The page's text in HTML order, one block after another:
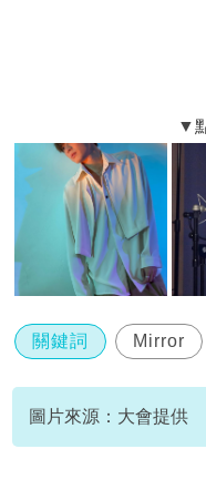
關鍵詞 Mirror
Lokman 楊樂文
圖片來源：大會提供